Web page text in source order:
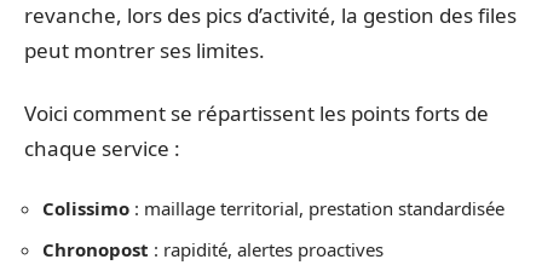
revanche, lors des pics d’activité, la gestion des files
peut montrer ses limites.
Voici comment se répartissent les points forts de
chaque service :
Colissimo : maillage territorial, prestation standardisée
Chronopost : rapidité, alertes proactives